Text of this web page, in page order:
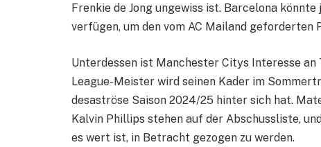
Frenkie de Jong ungewiss ist. Barcelona
verfügen, um den vom AC Mailand geforderten
Unterdessen ist Manchester Citys Interesse
League-Meister wird seinen Kader im
desaströse Saison 2024/25 hinter sich hat.
Kalvin Phillips stehen auf der Abschussliste,
es wert ist, in Betracht gezogen zu werden.